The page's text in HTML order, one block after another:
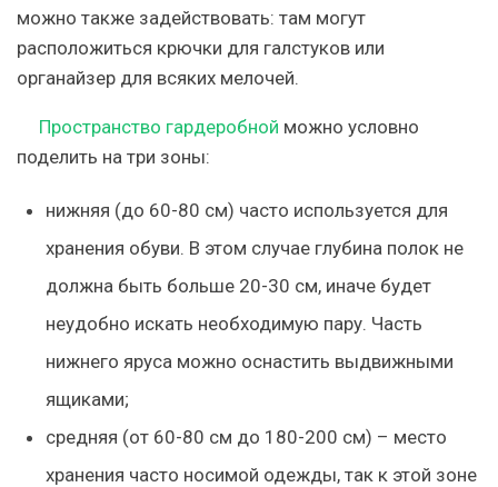
можно также задействовать: там могут
расположиться крючки для галстуков или
органайзер для всяких мелочей.
Пространство гардеробной можно условно
поделить на три зоны:
нижняя (до 60-80 см) часто используется для
хранения обуви. В этом случае глубина полок не
должна быть больше 20-30 см, иначе будет
неудобно искать необходимую пару. Часть
нижнего яруса можно оснастить выдвижными
ящиками;
средняя (от 60-80 см до 180-200 см) – место
хранения часто носимой одежды, так к этой зоне